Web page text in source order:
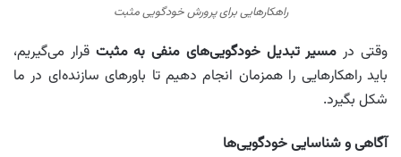
راهکارهایی برای پرورش خودگویی مثبت
وقتی در مسیر تبدیل خودگویی‌های منفی به مثبت قرار می‌گیریم،
باید راهکارهایی را همزمان انجام دهیم تا باورهای سازنده‌ای در ما
شکل بگیرد.
آگاهی و شناسایی خودگویی‌ها